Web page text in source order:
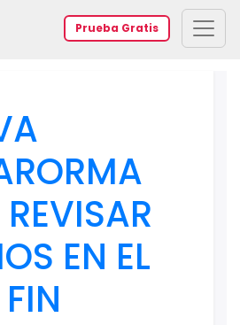
Prueba Gratis
EN EL